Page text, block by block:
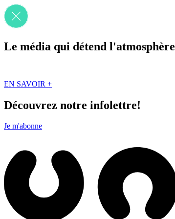
Le média qui détend l'atmosphère
EN SAVOIR +
Découvrez notre infolettre!
Je m'abonne